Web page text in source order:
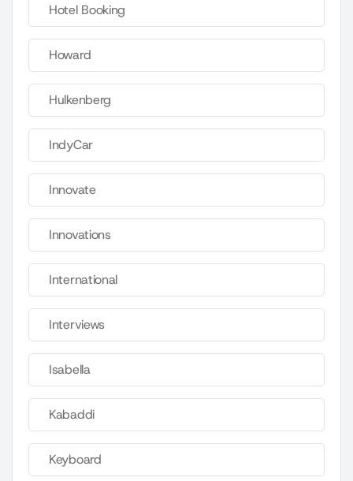
Hotel Booking
Howard
Hulkenberg
IndyCar
Innovate
Innovations
International
Interviews
Isabella
Kabaddi
Keyboard